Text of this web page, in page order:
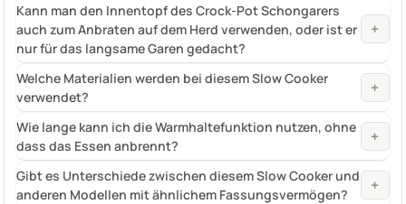
Kann man den Innentopf des Crock-Pot Schongarers
auch zum Anbraten auf dem Herd verwenden, oder ist er
nur für das langsame Garen gedacht?
+
Welche Materialien werden bei diesem Slow Cooker
verwendet?
+
Wie lange kann ich die Warmhaltefunktion nutzen, ohne
dass das Essen anbrennt?
+
Gibt es Unterschiede zwischen diesem Slow Cooker und
anderen Modellen mit ähnlichem Fassungsvermögen?
+